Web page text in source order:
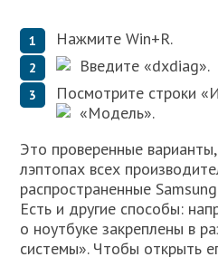
Нажмите Win+R.
Введите «dxdiag».
Посмотрите строки
«Модель».
Это проверенные
лэптопах всех
распространенные
Есть и другие способы:
о ноутбуке закреплены в
системы». Чтобы открыть